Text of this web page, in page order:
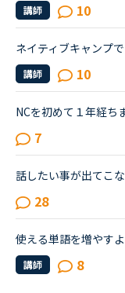
講師 10
講師 10
7
28
講師 8